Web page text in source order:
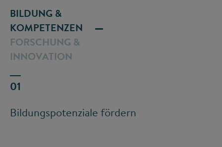
BILDUNG &
KOMPETENZEN
Bildungspotenziale fördern
FORSCHUNG &
INNOVATION